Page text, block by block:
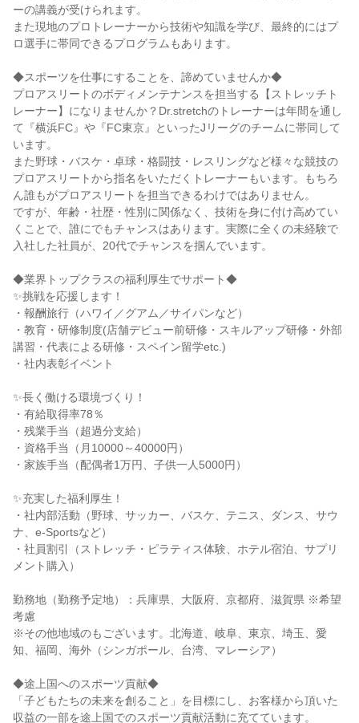
ーの講義が受けられます。
また現地のプロトレーナーから技術や知識を学び、最終的にはプ
ロ選手に帯同できるプログラムもあります。
◆スポーツを仕事にすることを、諦めていませんか◆
プロアスリートのボディメンテナンスを担当する【ストレッチト
レーナー】になりませんか？Dr.stretchのトレーナーは年間を通し
て『横浜FC』や『FC東京』といったJリーグのチームに帯同して
います。
また野球・バスケ・卓球・格闘技・レスリングなど様々な競技の
プロアスリートから指名をいただくトレーナーもいます。もちろ
ん誰もがプロアスリートを担当できるわけではありません。
ですが、年齢・社歴・性別に関係なく、技術を身に付け高めてい
くことで、誰にでもチャンスはあります。実際に全くの未経験で
入社した社員が、20代でチャンスを掴んでいます。
◆業界トップクラスの福利厚生でサポート◆
✨挑戦を応援します！
・報酬旅行（ハワイ／グアム／サイパンなど）
・教育・研修制度(店舗デビュー前研修・スキルアップ研修・外部
講習・代表による研修・スペイン留学etc.)
・社内表彰イベント
✨長く働ける環境づくり！
・有給取得率78％
・残業手当（超過分支給）
・資格手当（月10000～40000円）
・家族手当（配偶者1万円、子供一人5000円）
✨充実した福利厚生！
・社内部活動（野球、サッカー、バスケ、テニス、ダンス、サウ
ナ、e-Sportsなど）
・社員割引（ストレッチ・ピラティス体験、ホテル宿泊、サプリ
メント購入）
勤務地（勤務予定地）：兵庫県、大阪府、京都府、滋賀県 ※希望
考慮
※その他地域のもございます。北海道、岐阜、東京、埼玉、愛
知、福岡、海外（シンガポール、台湾、マレーシア）
◆途上国へのスポーツ貢献◆
「子どもたちの未来を創ること」を目標にし、お客様から頂いた
収益の一部を途上国でのスポーツ貢献活動に充てています。